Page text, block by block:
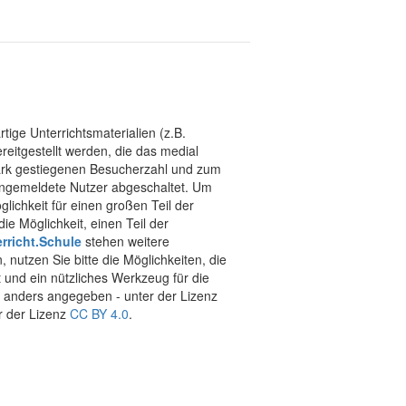
Unterrichtsmaterialien (z.B.
werden, die das medial
gestiegenen Besucherzahl und zum
Nutzer abgeschaltet. Um
für einen großen Teil der
Möglichkeit, einen Teil der
stehen weitere
nutzen Sie bitte die Möglichkeiten, die
ein nützliches Werkzeug für die
angegeben - unter der Lizenz
der Lizenz CC BY 4.0.